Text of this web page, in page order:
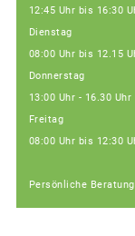
12:45 Uhr bis 16:30
Dienstag
08:00 Uhr bis 12.15
Donnerstag
13:00 Uhr - 16.30 Uhr
Freitag
08:00 Uhr bis 12:30
Persönliche